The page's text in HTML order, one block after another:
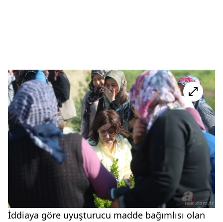
İddiaya göre uyuşturucu madde bağımlısı olan